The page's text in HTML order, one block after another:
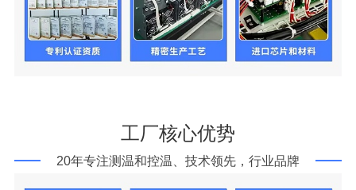
工厂核心优势
20年专注测温和控温、技术领先，行业品牌